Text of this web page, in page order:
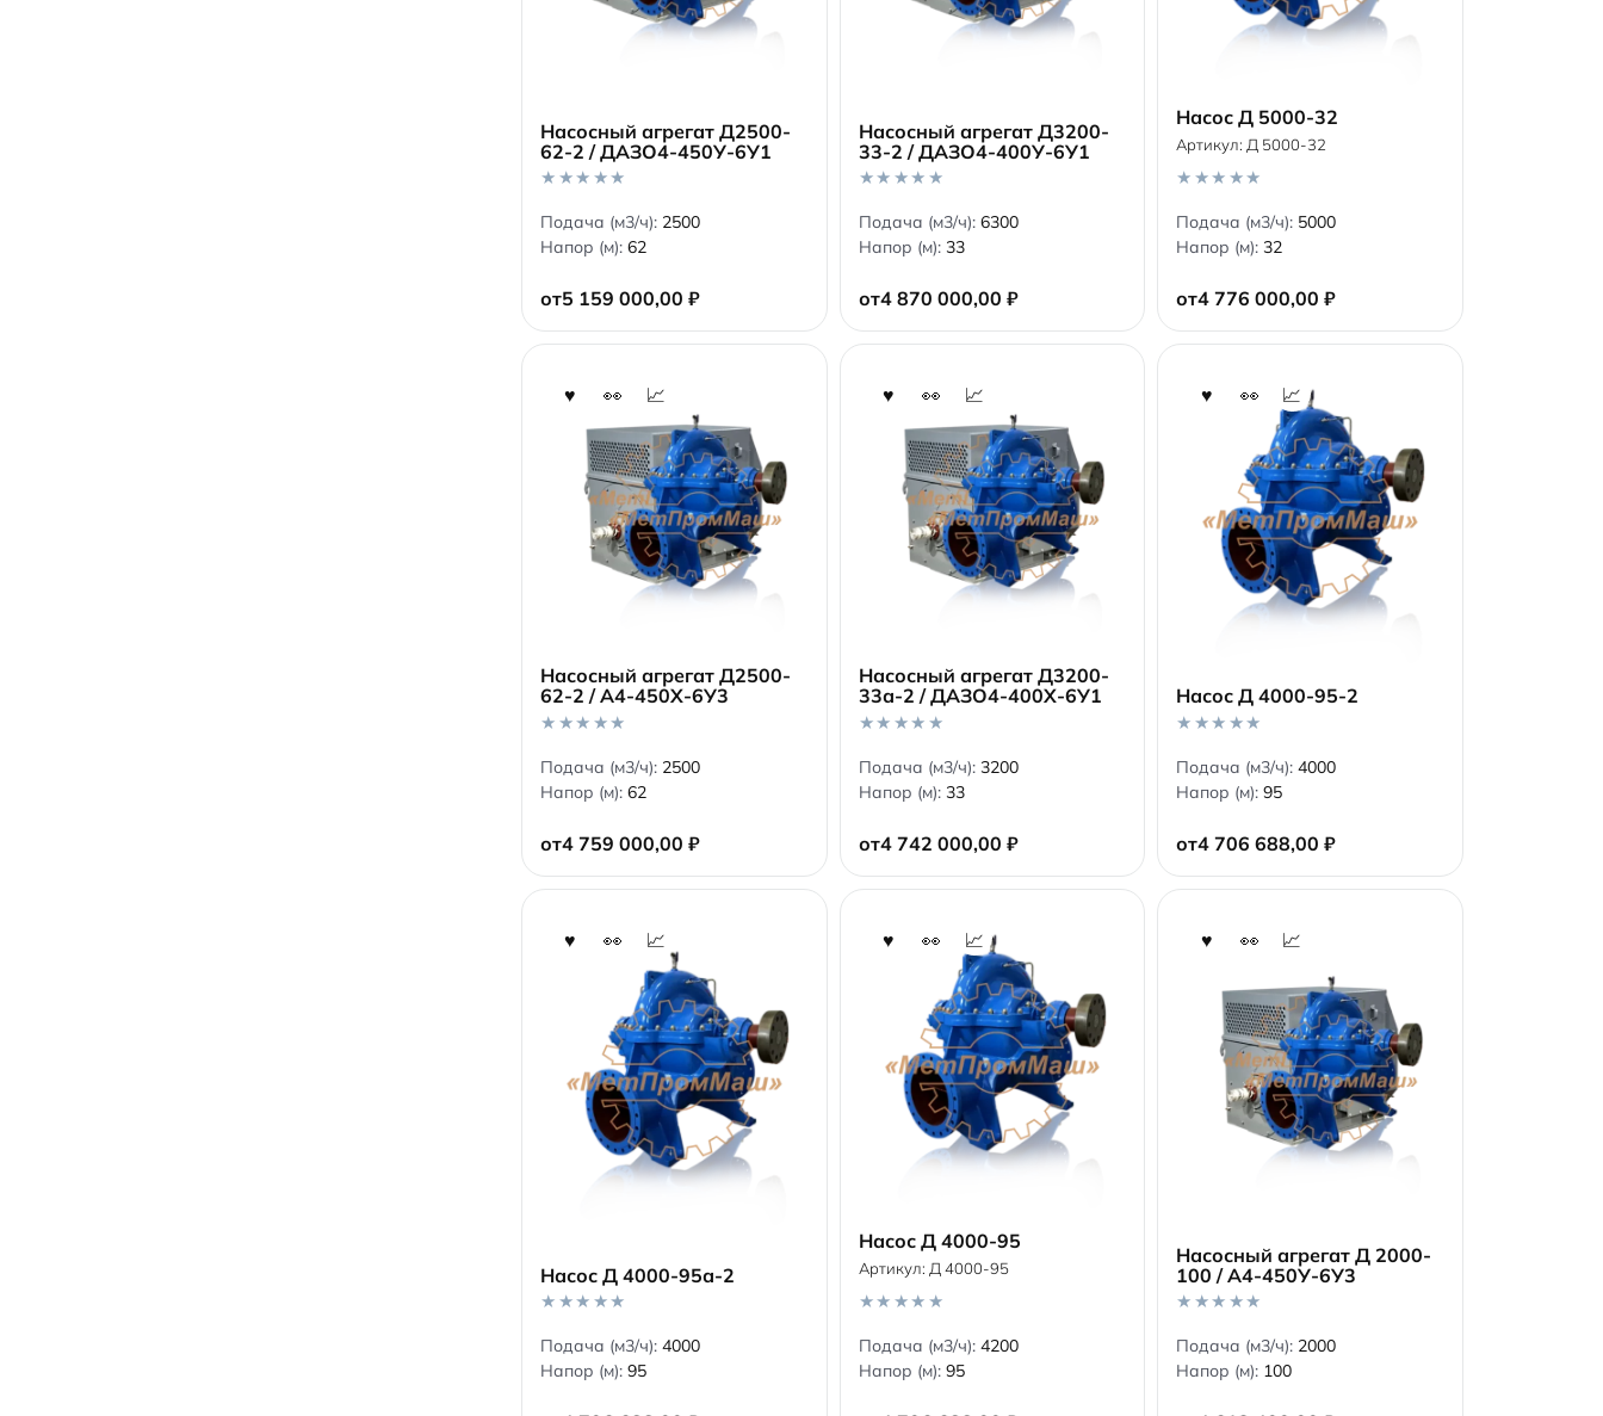
В корзину
Насосный агрегат Д2500-
62-2 / ДАЗО4-450У-6У1
от5 159 000,00₽
0
o
u
f
Подача (м3/ч): 2500
Напор (м):62
В корзину
Насосный агрегат Д3200-
33-2 / ДАЗО4-400У-6У1
от4 870 000,00 ₽
0
o
u
f
Подача (м3/ч): 6300
Напор (м): 33
Насос Д 5000-32
от4 776 000,00₽
Артикул:Д 5000-32
0
o
u
f
Подача (м3/ч): 5000
Напор (м):32
Насосный агрегат Д2500-
62-2 / А4-450Х-6У3
от4 759 000,00₽
0
o
u
f
Подача (м3/ч): 2500
Напор (м):62
Насосный агрегат Д3200-
33а-2 / ДАЗО4-400Х-6У1
от4 742 000,00 ₽
0
o
u
f
Подача (м3/ч): 3200
Напор (м): 33
Насос Д 4000-95-2
от4 706 688,00₽
0
o
u
f
Подача (м3/ч):4000
Напор (м):95
Насос Д 4000-95а-2
0
o
u
Подача (м3/ч):4000
Напор (м):95
Насос Д 4000-95
Артикул: Д 4000-95
0
o
u
Подача (м3/ч): 4200
Напор (м): 95
В корзину
Насосный агрегат Д 2000-
100 / А4-450У-6У3
0
o
u
Подача (м3/ч): 2000
Напор (м): 100